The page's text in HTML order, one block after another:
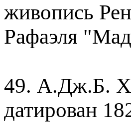
живопись
Рафаэля
49. А.Дж.Б.
датирован